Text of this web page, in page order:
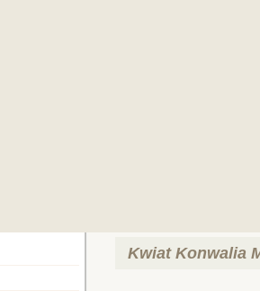
Kwiat Konwalia